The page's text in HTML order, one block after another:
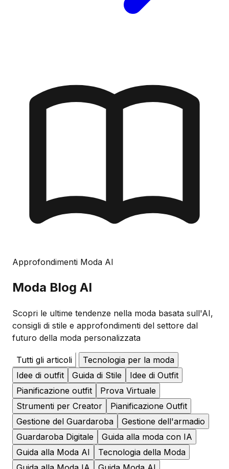
Approfondimenti Moda AI
Moda Blog AI
Scopri le ultime tendenze nella moda basata sull'AI,
consigli di stile e approfondimenti del settore dal
futuro della moda personalizzata
Tutti gli articoli
Tecnologia per la moda
Idee di outfit
Guida di Stile
Idee di Outfit
Pianificazione outfit
Prova Virtuale
Strumenti per Creator
Pianificazione Outfit
Gestione del Guardaroba
Gestione dell'armadio
Guardaroba Digitale
Guida alla moda con IA
Guida alla Moda AI
Tecnologia della Moda